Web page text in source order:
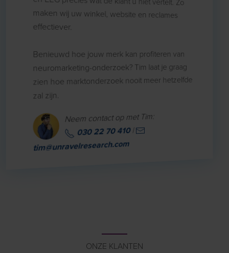
effectiever.
Benieuwd hoe jouw merk kan profiteren van
neuromarketing-onderzoek? Tim laat je graag
zien hoe marktonderzoek nooit meer hetzelfde
zal zijn.
Neem contact op met Tim:
030 22 70 410|
tim@unravelresearch.com
ONZE KLANTEN